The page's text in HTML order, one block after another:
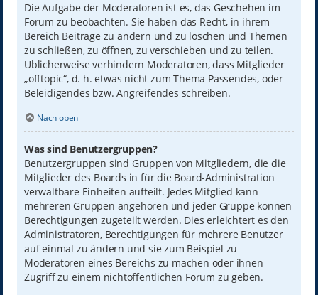
Die Aufgabe der Moderatoren ist es, das Geschehen im
Forum zu beobachten. Sie haben das Recht, in ihrem
Bereich Beiträge zu ändern und zu löschen und Themen
zu schließen, zu öffnen, zu verschieben und zu teilen.
Üblicherweise verhindern Moderatoren, dass Mitglieder
„offtopic“, d. h. etwas nicht zum Thema Passendes, oder
Beleidigendes bzw. Angreifendes schreiben.
Nach oben
Was sind Benutzergruppen?
Benutzergruppen sind Gruppen von Mitgliedern, die die
Mitglieder des Boards in für die Board-Administration
verwaltbare Einheiten aufteilt. Jedes Mitglied kann
mehreren Gruppen angehören und jeder Gruppe können
Berechtigungen zugeteilt werden. Dies erleichtert es den
Administratoren, Berechtigungen für mehrere Benutzer
auf einmal zu ändern und sie zum Beispiel zu
Moderatoren eines Bereichs zu machen oder ihnen
Zugriff zu einem nichtöffentlichen Forum zu geben.